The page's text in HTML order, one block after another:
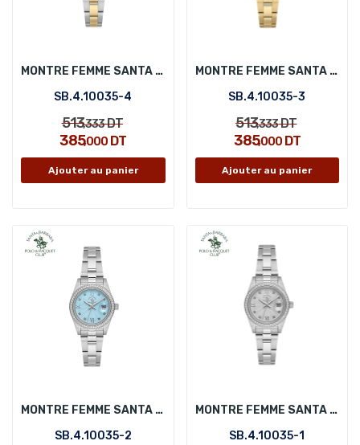
MONTRE FEMME SANTA BARBARA POLO SB.4.10035-4
SB.4.10035-4
513,333DT
385,000 DT
Ajouter au panier
MONTRE FEMME SANTA BARBARA POLO SB.4.10035-3
SB.4.10035-3
513,333DT
385,000DT
Ajouter au panier
MONTRE FEMME SANTA BARBARA POLO SB.4.10035-2
SB.4.10035-2
MONTRE FEMME SANTA BARBARA POLO SB.4.10035-1
SB.4.10035-1